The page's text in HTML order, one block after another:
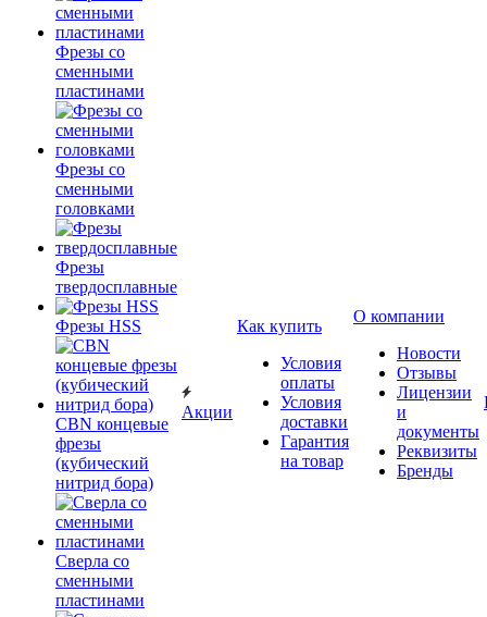
Фрезы со
сменными
пластинами
Фрезы со
сменными
головками
Фрезы
твердосплавные
Фрезы HSS
CBN концевые
фрезы
(кубический
нитрид бора)
Сверла со
сменными
пластинами
Акции
Как купить
Условия
оплаты
Условия
доставки
Гарантия
на товар
О компании
Новости
Отзывы
Лицензии
и
документы
Реквизиты
Бренды